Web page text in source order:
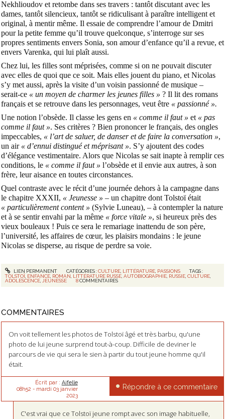
Nekhlioudov et retombe dans ses travers : tantôt discutant avec les
dames, tantôt silencieux, tantôt se ridiculisant à paraître intelligent et
original, à mentir même. Il essaie de comprendre l’amour de Dmitri
pour la petite femme qu’il trouve quelconque, s’interroge sur ses
propres sentiments envers Sonia, son amour d’enfance qu’il a revue, et
envers Varenka, qui lui plaît aussi.
Chez lui, les filles sont méprisées, comme si on ne pouvait discuter
avec elles de quoi que ce soit. Mais elles jouent du piano, et Nicolas
s’y met aussi, après la visite d’un voisin passionné de musique –
serait-ce « un moyen de charmer les jeunes filles » ? Il lit des romans
français et se retrouve dans les personnages, veut être « passionné ».
Une notion l’obsède. Il classe les gens en « comme il faut » et « pas
comme il faut ». Ses critères ? Bien prononcer le français, des ongles
impeccables, « l’art de saluer, de danser et de faire la conversation »,
un air « d’ennui distingué et méprisant ». S’y ajoutent des codes
d’élégance vestimentaire. Alors que Nicolas se sait inapte à remplir ces
conditions, le « comme il faut » l’obsède et il envie aux autres, à son
frère, leur aisance en toutes circonstances.
Quel contraste avec le récit d’une journée dehors à la campagne dans
le chapitre XXXII, « Jeunesse » – un chapitre dont Tolstoï était
« particulièrement content » (Sylvie Luneau), – à contempler la nature
et à se sentir envahi par la même « force vitale », si heureux près des
vieux bouleaux ! Puis ce sera le remariage inattendu de son père,
l’université, les affaires de cœur, les plaisirs mondains : le jeune
Nicolas se disperse, au risque de perdre sa voie.
LIEN PERMANENT CATÉGORIES :CULTURE, LITTÉRATURE, PASSIONS
TAGS :
TOLSTOÏ ENFANCE ROMAN LITTÉRATURE RUSSE ,AUTOBIOGRAPHIE RUSSIE ,CULTURE
ADOLESCENCE JEUNESSE 8 COMMENTAIRES
COMMENTAIRES
On voit tellement les photos de Tolstoï âgé et très barbu, qu'une
photo de lui jeune surprend tout-à-coup. Difficile de deviner le
parcours de vie qui sera le sien à partir du tout jeune homme qu'il
était.
Écrit par : Aifelle
08h52 - mardi 03 janvier
2023
Répondre à ce commentaire
C'est vrai que ce Tolstoï jeune rompt avec son image habituelle,